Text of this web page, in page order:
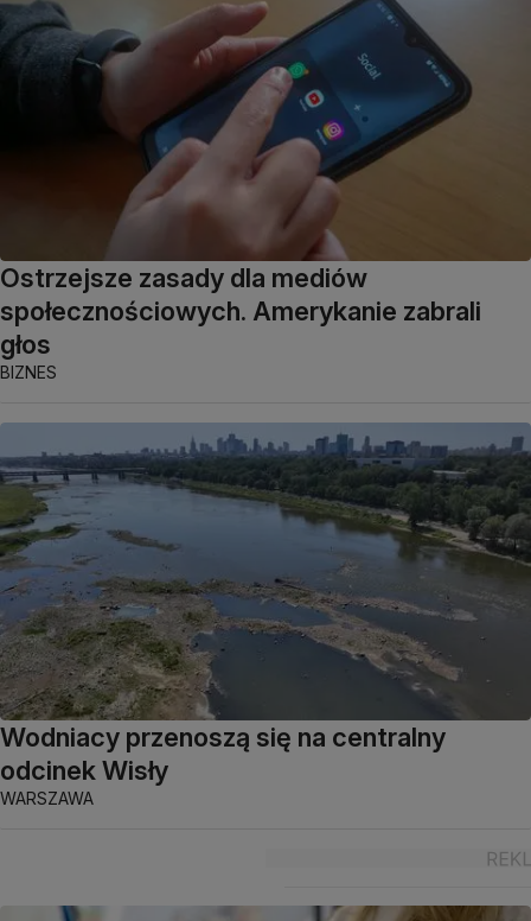
Ostrzejsze zasady dla mediów
społecznościowych. Amerykanie zabrali
głos
BIZNES
Wodniacy przenoszą się na centralny
odcinek Wisły
WARSZAWA